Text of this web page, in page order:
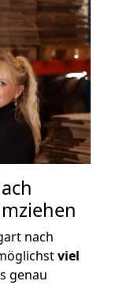
nach
viel
genau